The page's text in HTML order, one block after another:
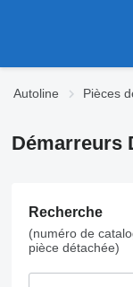
Autoline Pièces
Démarreurs
Recherche
(numéro de
pièce détachée)